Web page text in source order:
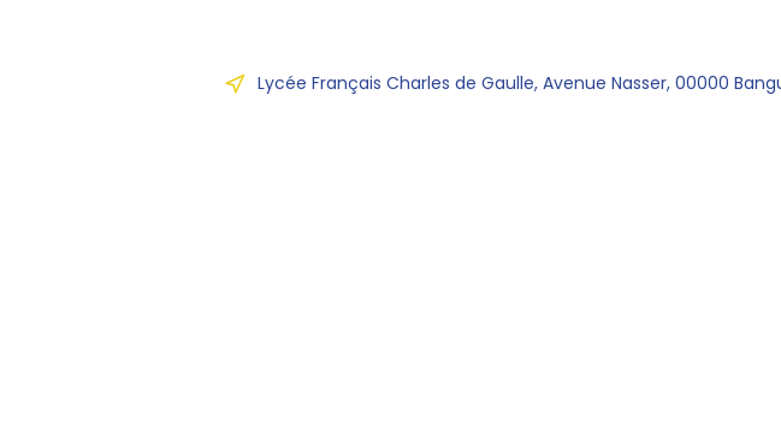
Lycée Français Charles de Gaulle, Avenue Nasser, 00000